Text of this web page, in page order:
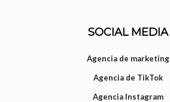
SOCIAL MEDIA
Agencia de marketing
Agencia de TikTok
Agencia Instagram